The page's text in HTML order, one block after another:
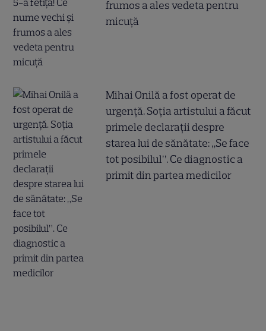
frumos a ales vedeta pentru
micuță
Mihai Onilă a fost operat de
urgență. Soția artistului a făcut
primele declarații despre
starea lui de sănătate: „Se face
tot posibilul”. Ce diagnostic a
primit din partea medicilor